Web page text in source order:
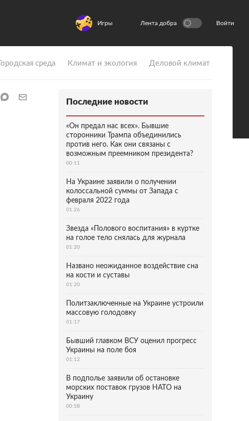
Игры Лента добра Войти
Городская среда Климат и экология Деловой климат
Последние новости
«Он предал нас всех». Бывшие
сторонники Трампа объединились
против него. Как они связаны с
возможным преемником президента?
00:11
На Украине заявили о получении
колоссальной суммы от Запада с
февраля 2022 года
01:26
Звезда «Полового воспитания» в куртке
на голое тело снялась для журнала
01:20
Названо неожиданное воздействие сна
на кости и суставы
01:20
Политзаключенные на Украине устроили
массовую голодовку
01:17
Бывший главком ВСУ оценил прогресс
Украины на поле боя
01:12
В подполье заявили об остановке
морских поставок грузов НАТО на
Украину
00:58